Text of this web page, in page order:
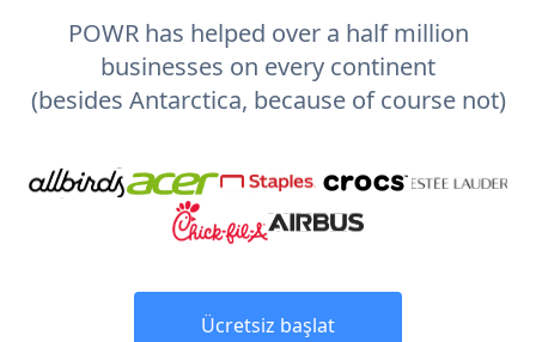
POWR has helped over a half million
businesses on every continent
(besides Antarctica, because of course not)
Ücretsiz başlat